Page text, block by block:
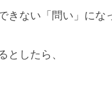
ない「問い」にな
としたら、